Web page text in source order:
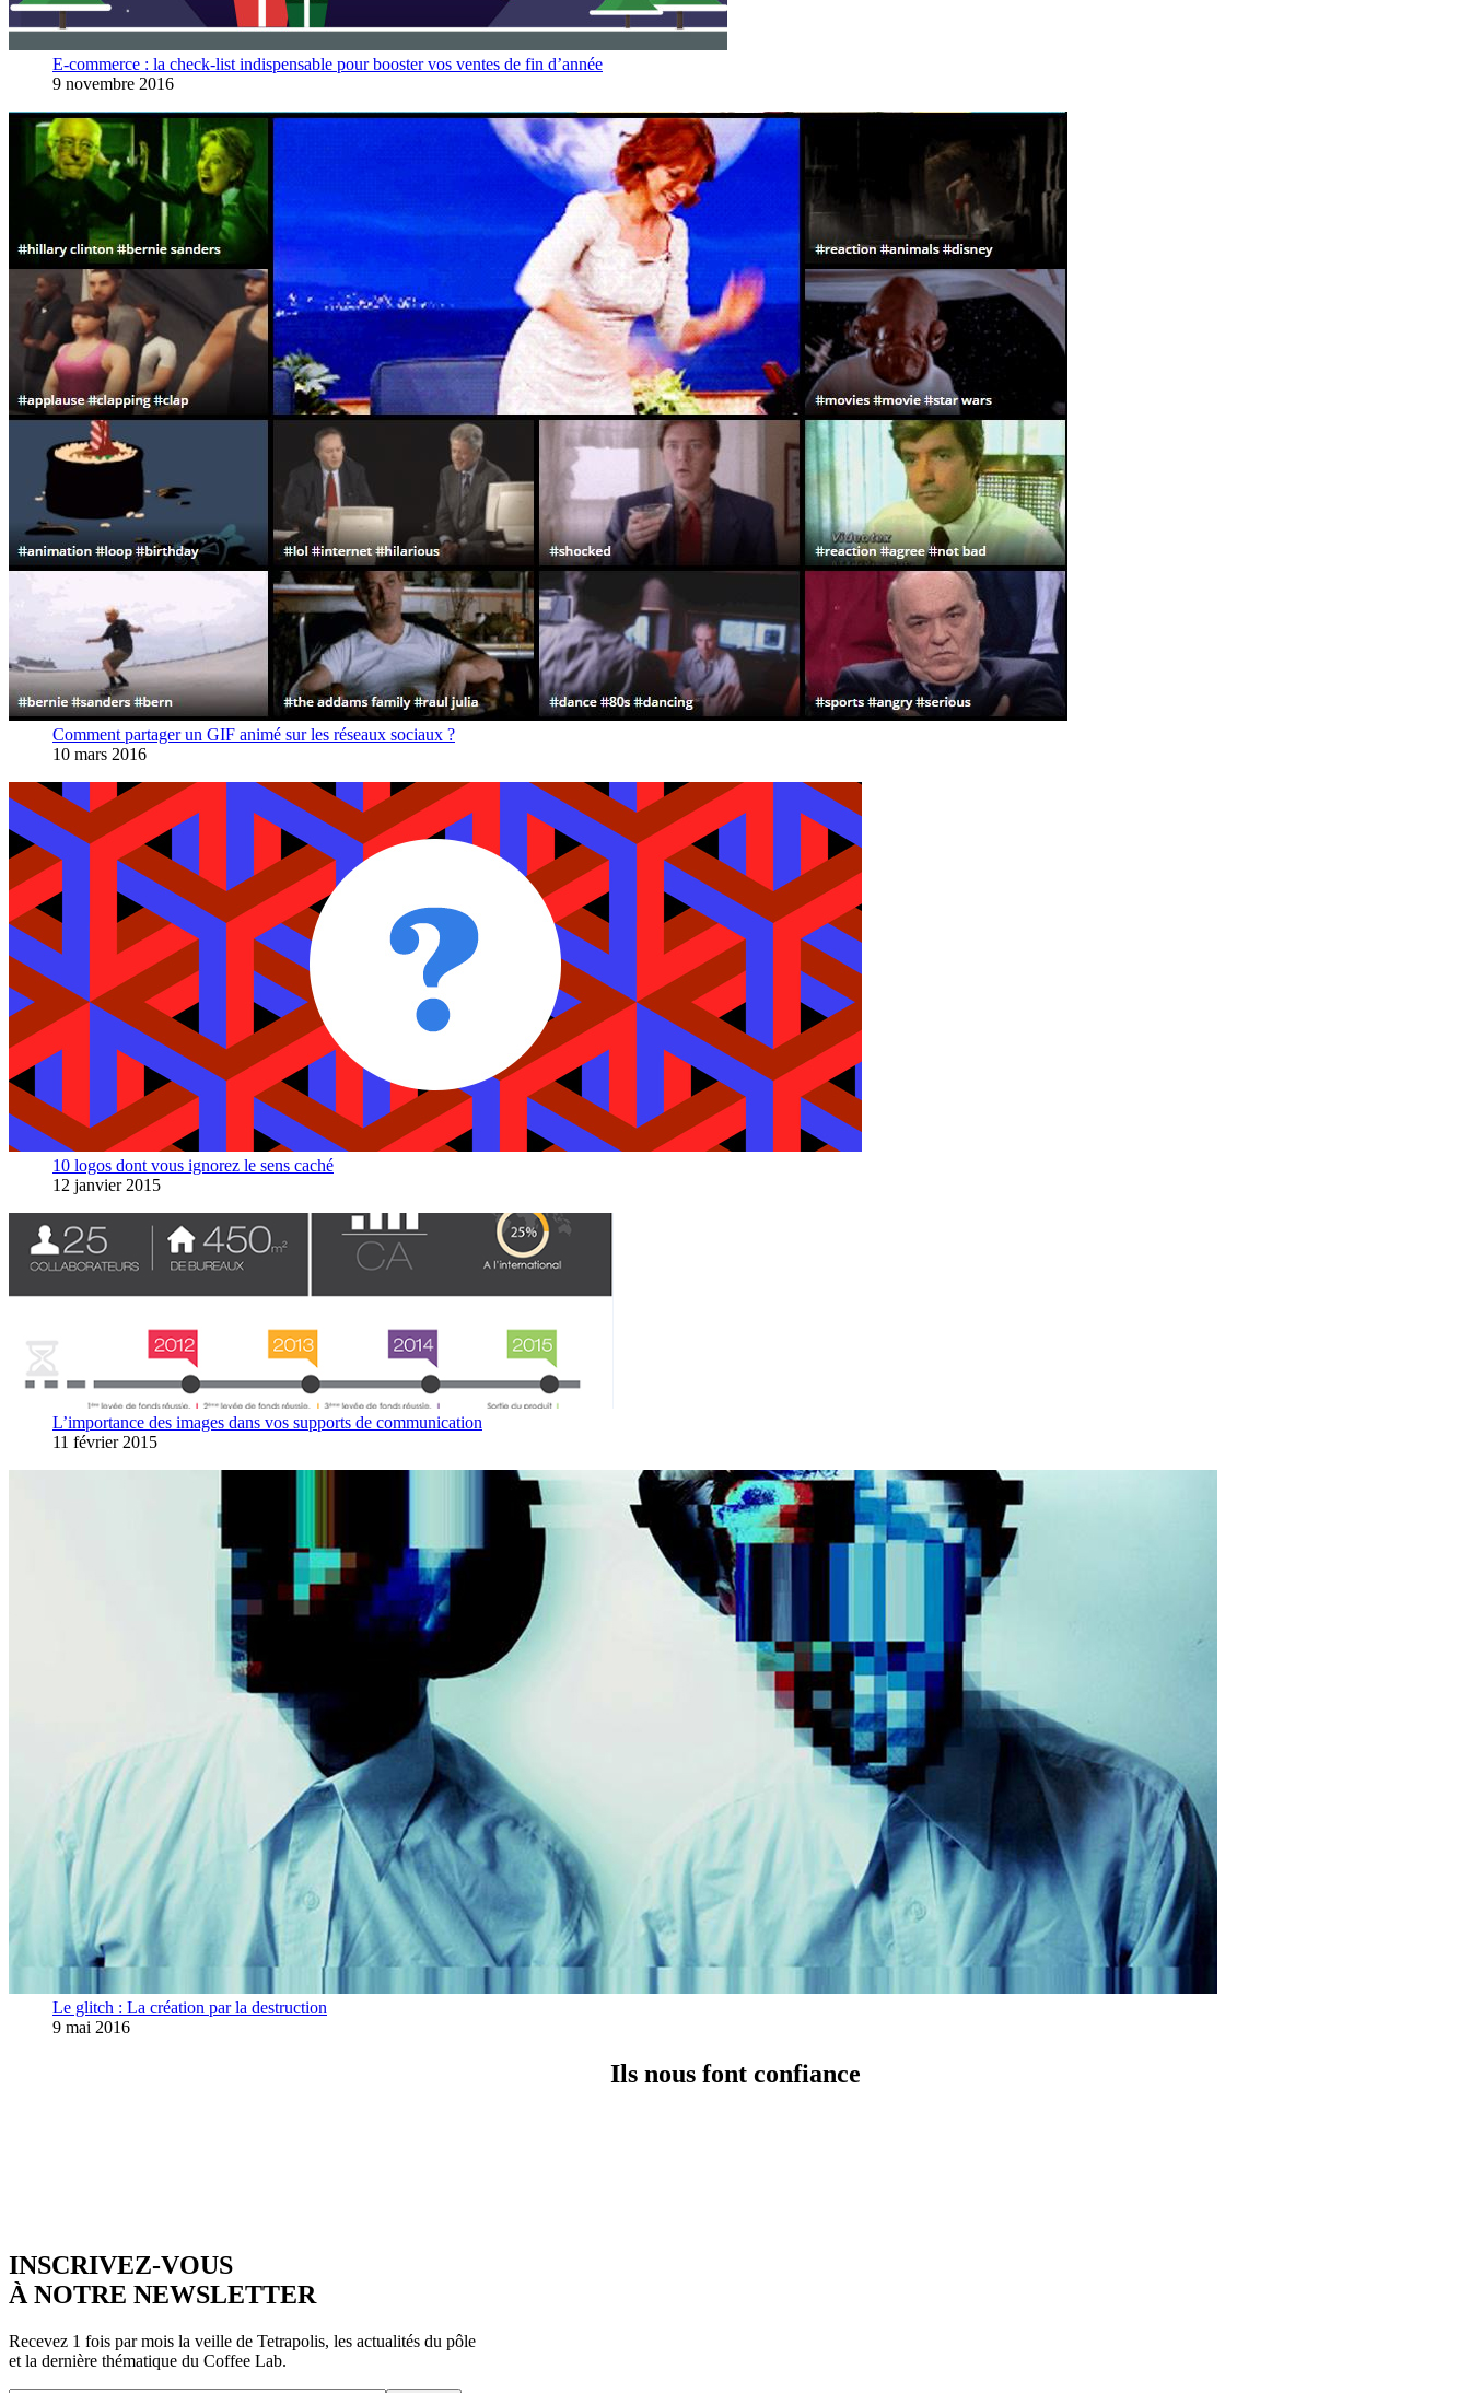
E-commerce : la check-list indispensable pour booster vos ventes de fin d’année
9 novembre 2016
Comment partager un GIF animé sur les réseaux sociaux ?
10 mars 2016
10 logos dont vous ignorez le sens caché
12 janvier 2015
L’importance des images dans vos supports de communication
11 février 2015
Le glitch : La création par la destruction
9 mai 2016
Ils nous font confiance
INSCRIVEZ-VOUS
À NOTRE NEWSLETTER
Recevez 1 fois par mois la veille de Tetrapolis, les actualités du pôle
et la dernière thématique du Coffee Lab.